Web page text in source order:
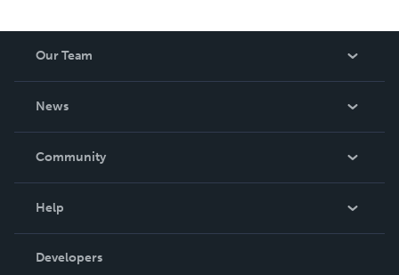
Our Team
News
In The News
Community
Podcast
Help
Order Lookup
Developers